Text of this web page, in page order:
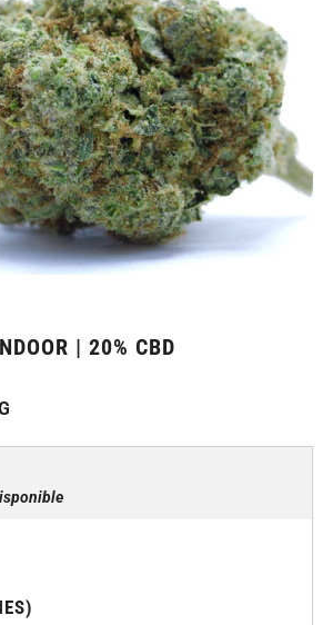
| 20% CBD